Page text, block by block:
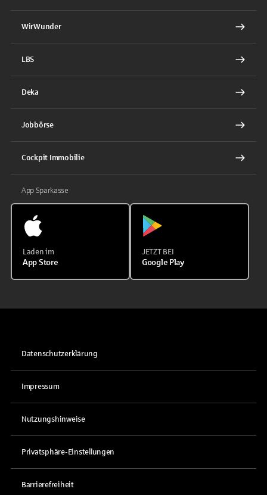
WirWunder
LBS
Deka
Jobbörse
Cockpit Immobilie
App Sparkasse
Laden im
App Store
JETZT BEI
Google Play
Datenschutzerklärung
Impressum
Nutzungshinweise
Privatsphäre-Einstellungen
Barrierefreiheit